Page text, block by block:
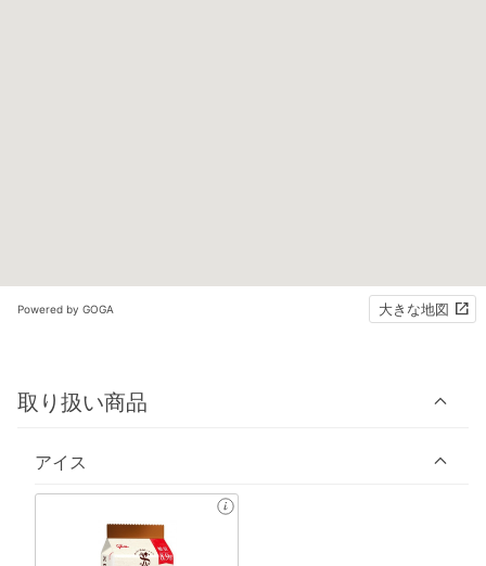
Powered by GOGA 大きな地図
取り扱い商品
アイス